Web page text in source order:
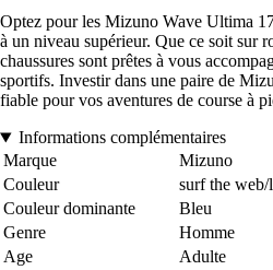
Optez pour les Mizuno Wave Ultima
à un niveau supérieur. Que ce soit sur
chaussures sont prêtes à vous
sportifs. Investir dans une paire de
fiable pour vos aventures de course à
Informations complémentaires
Marque
Mizuno
Couleur
surf the
Couleur dominante
Bleu
Genre
Homme
Age
Adulte